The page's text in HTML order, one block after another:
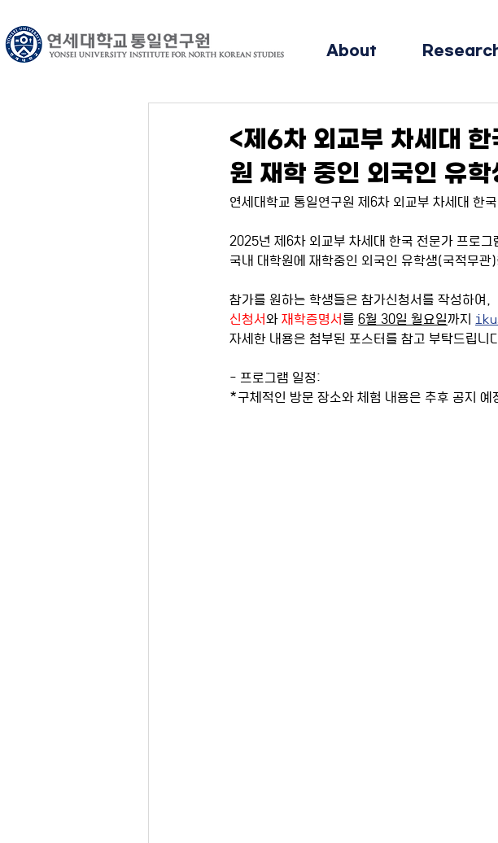
About
<제6차 외교부 차세대
원 재학 중인 외국인 유
연세대학교 통일연구원 제6차 외교부 차세대 한
2025년 제6차 외교부 차세대 한국 전문가 프로그
국내 대학원에 재학중인 외국인 유학생(국적무관
참가를 원하는 학생들은 참가신청서를 작성하여,
신청서와 재학증명서를 6월 30일 월요일까지
자세한 내용은 첨부된 포스터를 참고 부탁드립니
- 프로그램 일정:
​*구체적인 방문 장소와 체험 내용은 추후 공지 예